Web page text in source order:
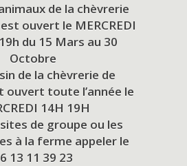
de la chèvrerie
ouvert le MERCREDI
du 15 Mars au 30
Octobre
de la chèvrerie de
ouvert toute l’année le
14H 19H
de groupe ou les
à la ferme appeler le
13 11 39 23